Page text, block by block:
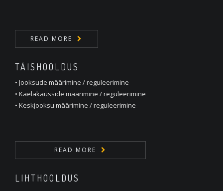
READ MORE
TÄISHOOLDUS
• Jooksude määrimine / reguleerimine
• Kaelakausside määrimine / reguleerimine
• Keskjooksu määrimine / reguleerimine
READ MORE
LIHTHOOLDUS